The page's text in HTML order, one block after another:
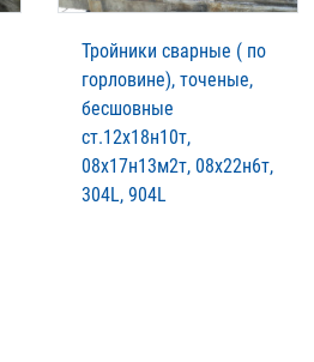
Тройники сварные ( по
горловине), точеные,
бесшовные
ст.12х18н10т,
08х17н13м2т, 08х22н6т,
304L, 904L